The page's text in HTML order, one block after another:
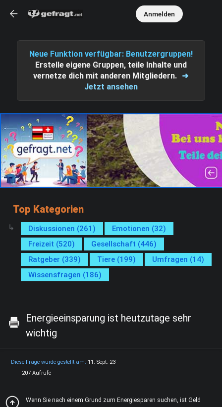
Neue Funktion verfügbar: Benutzergruppen!
Erstelle eigene Gruppen, teile Inhalte und
vernetze dich mit anderen Mitgliedern. ➜
Jetzt ansehen
Anmelden
Top Kategorien
Diskussionen (261)
Emotionen (32)
Freizeit (520)
Gesellschaft (446)
Ratgeber (339)
Tiere (199)
Umfragen (14)
Wissensfragen (186)
Energieeinsparung ist heutzutage sehr
wichtig
Diese Frage wurde gestellt am: 11. Sept. 23
207 Aufrufe
Wenn Sie nach einem Grund zum Energiesparen suchen, ist Geld